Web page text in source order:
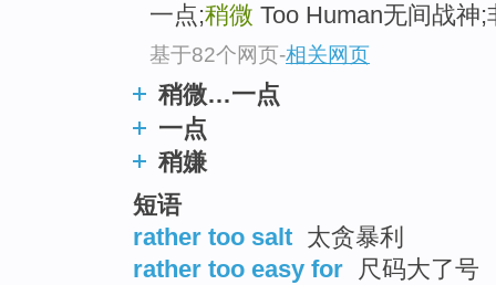
一点;稍微 Too Human无间战神
基于82个网页-相关网页
稍微…一点
一点
稍嫌
短语
rather too salt 太贪暴利
rather too easy for
尺码大了号